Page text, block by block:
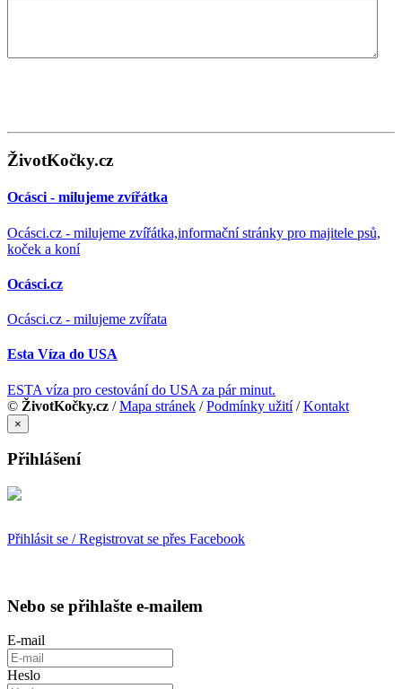
ŽivotKočky.cz
Ocásci - milujeme zvířátka
Ocásci.cz - milujeme zvířátka,informační stránky pro majitele psů,
koček a koní
Ocásci.cz
Ocásci.cz - milujeme zvířata
Esta Víza do USA
ESTA víza pro cestování do USA za pár minut.
© ŽivotKočky.cz /Mapa stránek /Podmínky užití/Kontakt
×
Přihlášení
Přihlásit se / Registrovat se přes Facebook
Nebo se přihlašte e-mailem
E-mail
Heslo